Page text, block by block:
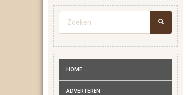
Zoekveld
HOME
ADVERTEREN